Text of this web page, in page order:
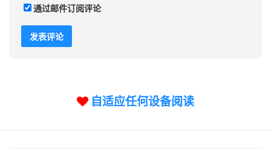
通过邮件订阅评论
自适应任何设备阅读